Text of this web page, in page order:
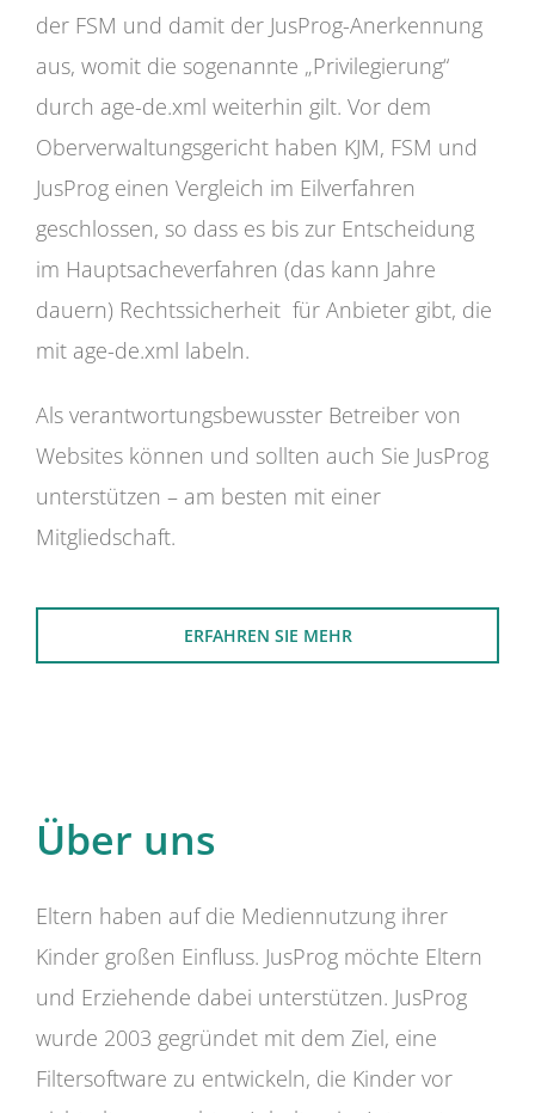
der FSM und damit der JusProg-Anerkennung
aus, womit die sogenannte „Privilegierung“
durch age-de.xml weiterhin gilt. Vor dem
Oberverwaltungsgericht haben KJM, FSM und
JusProg einen Vergleich im Eilverfahren
geschlossen, so dass es bis zur Entscheidung
im Hauptsacheverfahren (das kann Jahre
dauern) Rechtssicherheit für Anbieter gibt, die
mit age-de.xml labeln.
Als verantwortungsbewusster Betreiber von
Websites können und sollten auch Sie JusProg
unterstützen – am besten mit einer
Mitgliedschaft.
ERFAHREN SIE MEHR
Über uns
Eltern haben auf die Mediennutzung ihrer
Kinder großen Einfluss. JusProg möchte Eltern
und Erziehende dabei unterstützen. JusProg
wurde 2003 gegründet mit dem Ziel, eine
Filtersoftware zu entwickeln, die Kinder vor